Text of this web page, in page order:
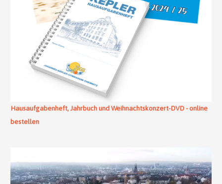
Hausaufgabenheft, Jahrbuch und Weihnachtskonzert-DVD - online
bestellen